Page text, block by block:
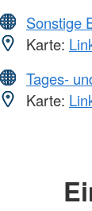
Sonstige
Karte:
Tages-
Karte: